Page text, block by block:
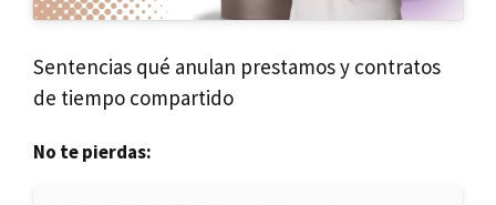
Sentencias qué anulan prestamos y contratos
de tiempo compartido
No te pierdas: